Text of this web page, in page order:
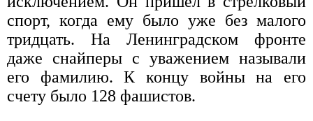
спорт, когда ему было уже без малого
тридцать. На Ленинградском фронте
даже снайперы с уважением называли
его фамилию. К концу войны на его
счету было 128 фашистов.